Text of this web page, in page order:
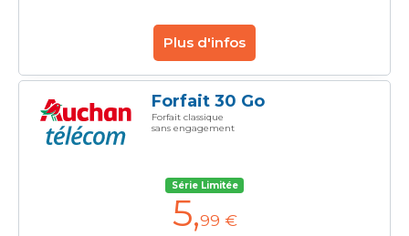
Plus d'infos
Forfait 30 Go
Forfait classique
sans engagement
Série Limitée
5,99 €